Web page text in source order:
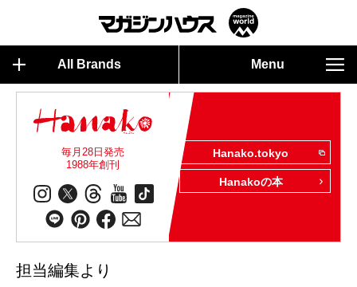
All Brands Menu
毎月28日発売
1988年創刊
Hanako.tokyo
Hanakoの本
担当編集より